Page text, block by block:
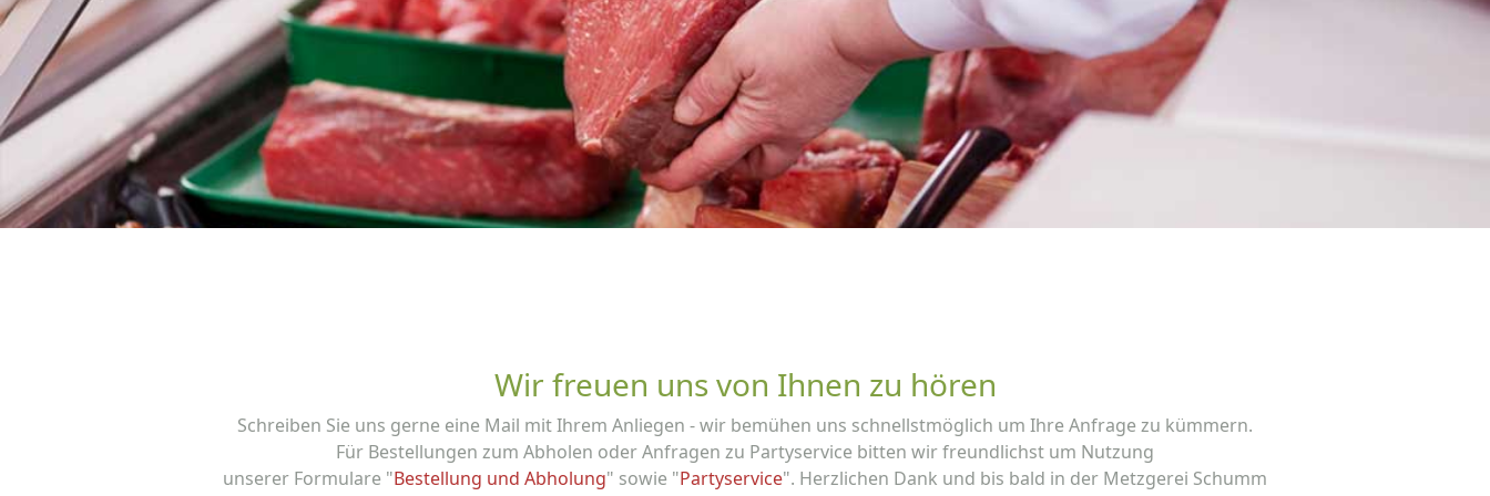
Wir freuen uns von Ihnen zu hören
Schreiben Sie uns gerne eine Mail mit Ihrem Anliegen - wir bemühen uns schnellstmöglich um Ihre Anfrage zu kümmern.
Für Bestellungen zum Abholen oder Anfragen zu Partyservice bitten wir freundlichst um Nutzung
unserer Formulare "Bestellung und Abholung" sowie "Partyservice". Herzlichen Dank und bis bald in der Metzgerei Schumm